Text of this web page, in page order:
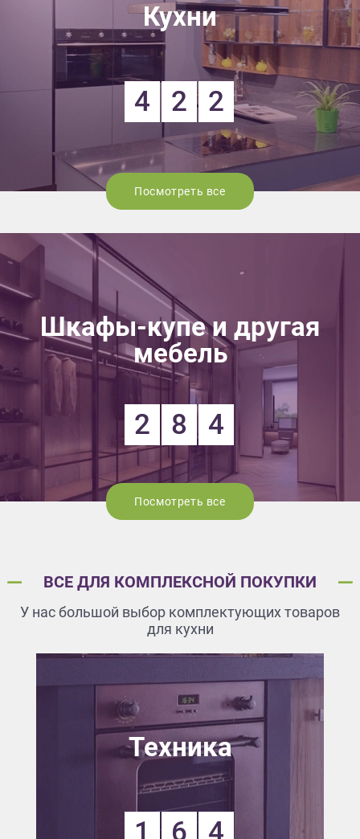
Кухни
4 2 2
Посмотреть все
Шкафы-купе и другая
мебель
2 8 4
Посмотреть все
ВСЕ ДЛЯ КОМПЛЕКСНОЙ ПОКУПКИ
У нас большой выбор комплектующих товаров
для кухни
Техника
1 6 4